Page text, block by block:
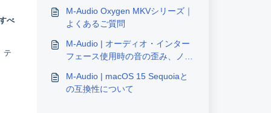
べ
テ
M-Audio Oxygen MKVシリーズ｜
よくあるご質問
M-Audio | オーディオ・インター
フェース使用時の音の歪み、ノイ
M-Audio | macOS 15 Sequoiaと
の互換性について